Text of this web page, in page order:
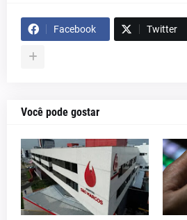
Facebook Twitter
Você pode gostar